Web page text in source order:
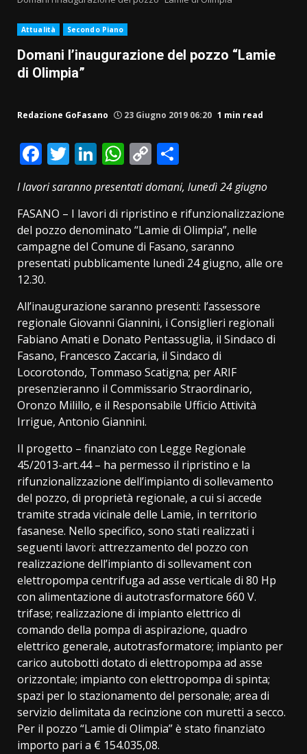
Attualità Secondo Piano
Domani l’inaugurazione del pozzo “Lamie
di Olimpia”
Redazione GoFasano 23 Giugno 2019 06:20 1 min read
Facebook
Twitter
LinkedIn
WhatsApp
Copy
Link
I lavori saranno presentati domani, lunedì 24 giugno
FASANO – I lavori di ripristino e rifunzionalizzazione
del pozzo denominato “Lamie di Olimpia”, nelle
campagne del Comune di Fasano, saranno
presentati pubblicamente lunedì 24 giugno, alle ore
12.30.
All’inaugurazione saranno presenti: l’assessore
regionale Giovanni Giannini, i Consiglieri regionali
Fabiano Amati e Donato Pentassuglia, il Sindaco di
Fasano, Francesco Zaccaria, il Sindaco di
Locorotondo, Tommaso Scatigna; per ARIF
presenzieranno il Commissario Straordinario,
Oronzo Milillo, e il Responsabile Ufficio Attività
Irrigue, Antonio Giannini.
Il progetto – finanziato con Legge Regionale
45/2013-art.44 – ha permesso il ripristino e la
rifunzionalizzazione dell’impianto di sollevamento
del pozzo, di proprietà regionale, a cui si accede
tramite strada vicinale delle Lamie, in territorio
fasanese. Nello specifico, sono stati realizzati i
seguenti lavori: attrezzamento del pozzo con
realizzazione dell’impianto di sollevament con
elettropompa centrifuga ad asse verticale di 80 Hp
con alimentazione di autotrasformatore 660 V.
trifase; realizzazione di impianto elettrico di
comando della pompa di aspirazione, quadro
elettrico generale, autotrasformatore; impianto per
carico autobotti dotato di elettropompa ad asse
orizzontale; impianto con elettropompa di spinta;
spazi per lo stazionamento del personale; area di
servizio delimitata da recinzione con muretti a secco.
Per il pozzo “Lamie di Olimpia” è stato finanziato
importo pari a € 154.035,08.